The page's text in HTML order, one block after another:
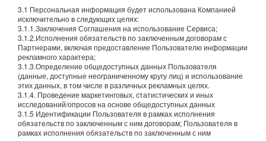
3.1 Персональная информация будет использована Компанией
исключительно в следующих целях:
3.1.1.Заключения Соглашения на использование Сервиса;
3.1.2.Исполнения обязательств по заключенным договорам с
Партнерами, включая предоставление Пользователю информации
рекламного характера;
3.1.3.Определение общедоступных данных Пользователя
(данные, доступные неограниченному кругу лиц) и использование
этих данных, в том числе в различных рекламных целях.
3.1.4. Проведение маркетинговых, статистических и иных
исследований/опросов на основе общедоступных данных
3.1.5 Идентификации Пользователя в рамках исполнения
обязательств по заключенным с ним договорам; Пользователя в
рамках исполнения обязательств по заключенным с ним